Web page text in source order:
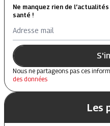
Ne manquez rien de
santé !
Adresse mail
Nous ne partageons pas ces
des données
Les